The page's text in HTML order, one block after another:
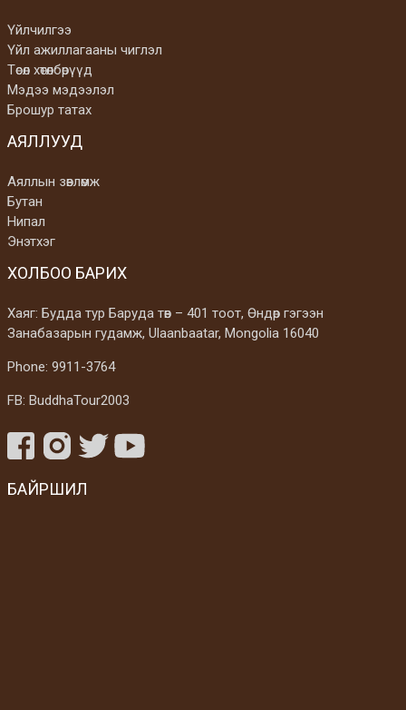
Үйлчилгээ
Үйл ажиллагааны чиглэл
Төсөл хөтөлбөрүүд
Мэдээ мэдээлэл
Брошур татах
АЯЛЛУУД
Аяллын зөвлөмж
Бутан
Нипал
Энэтхэг
ХОЛБОО БАРИХ
Хаяг: Будда тур Баруда төв – 401 тоот, Өндөр гэгээн
Занабазарын гудамж, Ulaanbaatar, Mongolia 16040
Phone: 9911-3764
FB: BuddhaTour2003
БАЙРШИЛ